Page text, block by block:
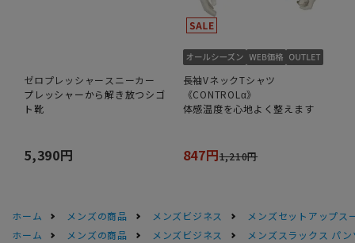
ゼロプレッシャースニーカー
プレッシャーから解き放つシゴ
ト靴
5,390円
長袖VネックTシャツ
《CONTROLα》
体感温度を心地よく整えます
847円1,210円
ホーム メンズの商品 メンズビジネス
メンズセットアップス
ホーム
メンズの商品 メンズビジネス
メンズスラックス パン